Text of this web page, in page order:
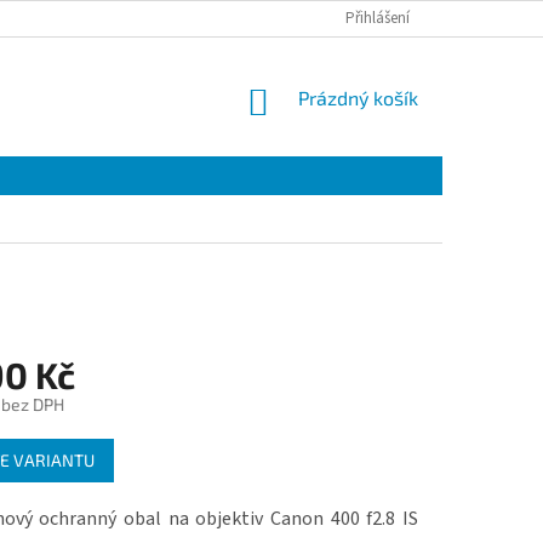
Přihlášení
NÁKUPNÍ
Prázdný košík
Kč
DPH
VARIANTU
ochranný obal na objektiv Canon 400 f2.8 IS